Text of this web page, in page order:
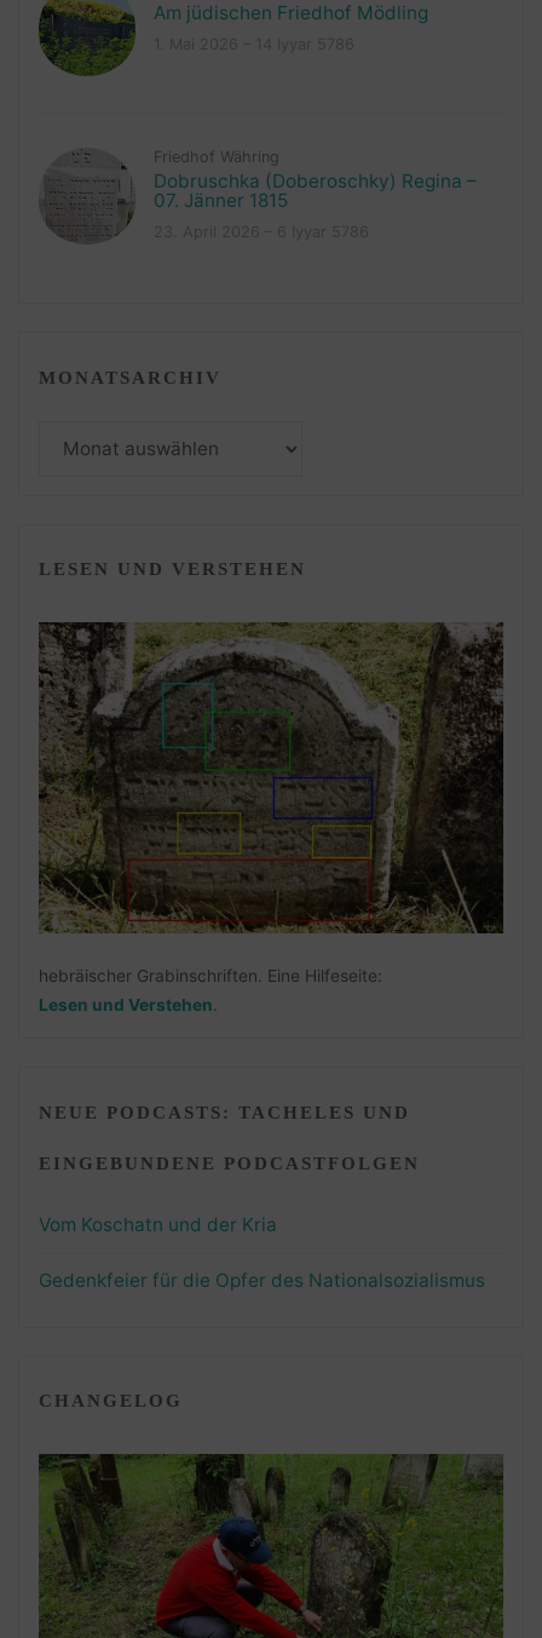
Am jüdischen Friedhof Mödling
Friedhof Währing
Dobruschka (Doberoschky) Regina –
07. Jänner 1815
MONATSARCHIV
Monatsarchiv
LESEN UND VERSTEHEN
hebräischer Grabinschriften. Eine Hilfeseite:
Lesen und Verstehen
NEUE PODCASTS: TACHELES UND
EINGEBUNDENE PODCASTFOLGEN
Vom Koschatn und der Kria
Gedenkfeier für die Opfer des Nationalsozialismus
CHANGELOG